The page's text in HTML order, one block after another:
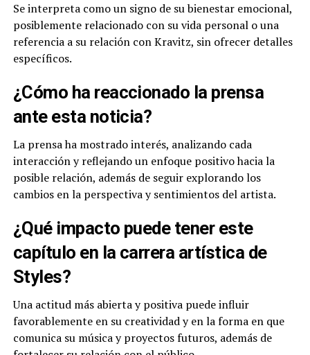
Se interpreta como un signo de su bienestar emocional,
posiblemente relacionado con su vida personal o una
referencia a su relación con Kravitz, sin ofrecer detalles
específicos.
¿Cómo ha reaccionado la prensa
ante esta noticia?
La prensa ha mostrado interés, analizando cada
interacción y reflejando un enfoque positivo hacia la
posible relación, además de seguir explorando los
cambios en la perspectiva y sentimientos del artista.
¿Qué impacto puede tener este
capítulo en la carrera artística de
Styles?
Una actitud más abierta y positiva puede influir
favorablemente en su creatividad y en la forma en que
comunica su música y proyectos futuros, además de